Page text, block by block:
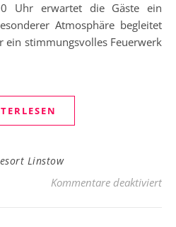
Uhr erwartet die Gäste ein
Atmosphäre begleitet
ein stimmungsvolles Feuerwerk
Linstow
Kommentare deaktiviertfür